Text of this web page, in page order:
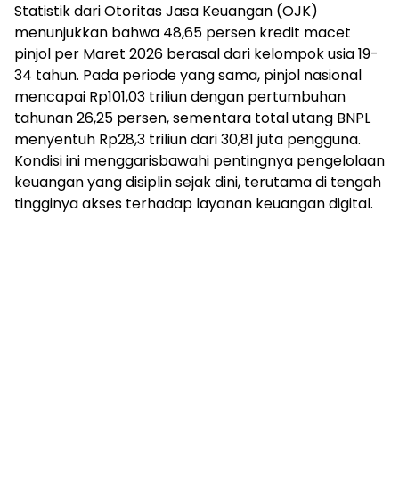
Statistik dari Otoritas Jasa Keuangan (OJK)
menunjukkan bahwa 48,65 persen kredit macet
pinjol per Maret 2026 berasal dari kelompok usia 19-
34 tahun. Pada periode yang sama, pinjol nasional
mencapai Rp101,03 triliun dengan pertumbuhan
tahunan 26,25 persen, sementara total utang BNPL
menyentuh Rp28,3 triliun dari 30,81 juta pengguna.
Kondisi ini menggarisbawahi pentingnya pengelolaan
keuangan yang disiplin sejak dini, terutama di tengah
tingginya akses terhadap layanan keuangan digital.